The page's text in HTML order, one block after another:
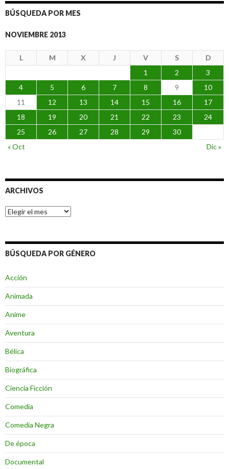
BÚSQUEDA POR MES
NOVIEMBRE 2013
L M X J V S
D
1
2
3
4
5 6 7 8 9
10
11
12 13 14 15 16
17
18
19 20 21 22 23
24
25
26 27 28 29
30
« Oct
Dic »
ARCHIVOS
Archivos
BÚSQUEDA POR GÉNERO
Acción
Animada
Anime
Aventura
Bélica
Biográfica
Ciencia Ficción
Comedia
Comedia Negra
De época
Documental